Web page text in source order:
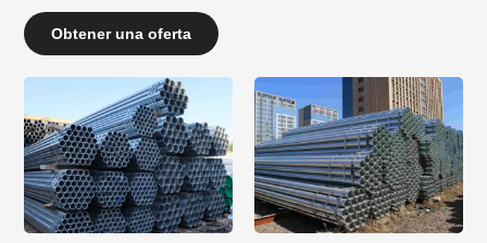
Obtener una oferta